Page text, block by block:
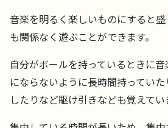
音楽を明るく楽しいものにすると
も関係なく遊ぶことができます。
自分がボールを持っているときに
にならないように長時間持ってい
したりなど駆け引きなども覚えてい